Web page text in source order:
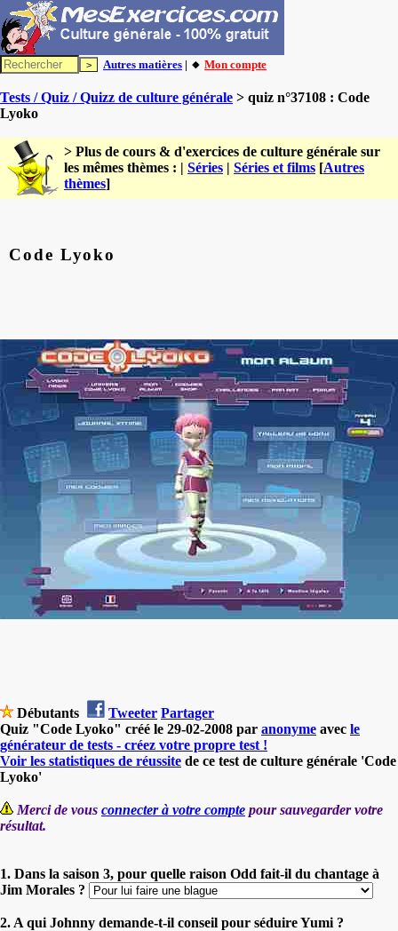
Autres matières | 🔸 Mon compte
Tests / Quiz / Quizz de culture générale > quiz n°37108 : Code
Lyoko
> Plus de cours & d'exercices de culture générale sur
les mêmes thèmes : | Séries | Séries et films [Autres
thèmes]
Code Lyoko
Débutants Tweeter Partager
Quiz "Code Lyoko" créé le 29-02-2008 par anonyme avec le
générateur de tests - créez votre propre test !
Voir les statistiques de réussite de ce test de culture générale 'Code
Lyoko'
Merci de vous connecter à votre compte pour sauvegarder votre
résultat.
1. Dans la saison 3, pour quelle raison Odd fait-il du chantage à
Jim Morales ?
2. A qui Johnny demande-t-il conseil pour séduire Yumi ?